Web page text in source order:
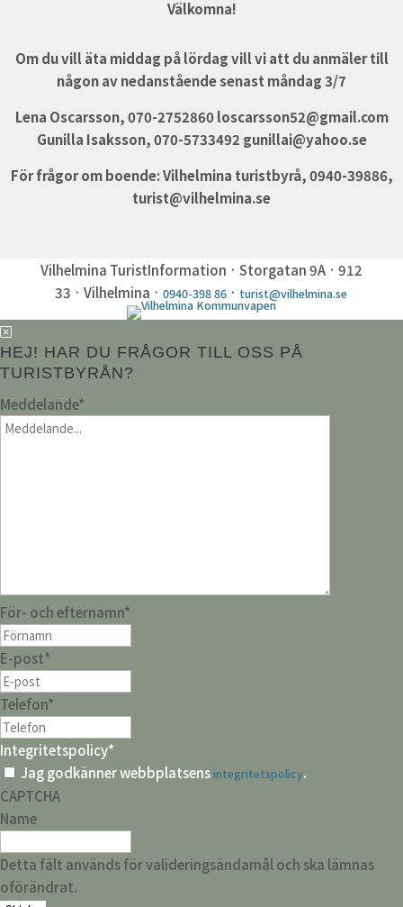
Välkomna!
Om du vill äta middag på lördag vill vi att du anmäler till
någon av nedanstående senast måndag 3/7
Lena Oscarsson, 070-2752860 loscarsson52@gmail.com
Gunilla Isaksson, 070-5733492 gunillai@yahoo.se
För frågor om boende: Vilhelmina turistbyrå, 0940-39886,
turist@vilhelmina.se
Vilhelmina TuristInformation · Storgatan 9A · 912
33 · Vilhelmina ·0940-398 86 · turist@vilhelmina.se
HEJ! HAR DU FRÅGOR TILL OSS PÅ
TURISTBYRÅN?
Meddelande*
För- och efternamn*
E-post*
Telefon*
Integritetspolicy*
Jag godkänner webbplatsensintegritetspolicy.
CAPTCHA
Name
Detta fält används för valideringsändamål och ska lämnas
oförändrat.